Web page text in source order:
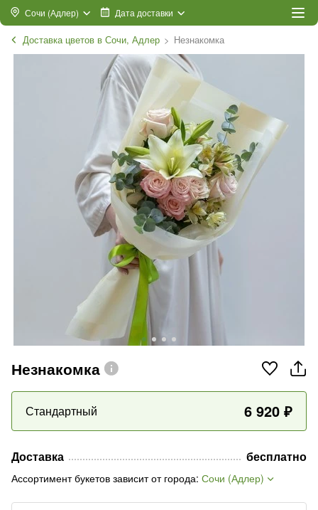
Сочи (Адлер) Дата доставки
Доставка цветов в Сочи, Адлер Незнакомка
Незнакомка
Стандартный 6 920 ₽
Доставка бесплатно
Ассортимент букетов зависит от города: Сочи (Адлер)